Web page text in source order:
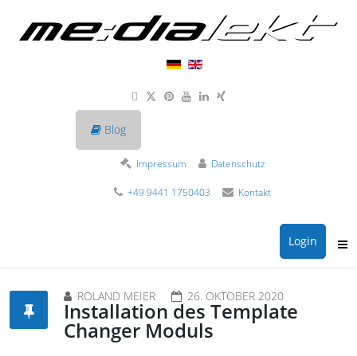
Blog
Impressum Datenschutz
+49 9441 1750403 Kontakt
Login
ROLAND MEIER 26. OKTOBER 2020
Installation des Template
Changer Moduls